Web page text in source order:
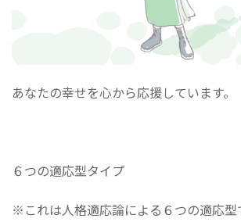
あなたの幸せを心から応援しています。
６つの適応型タイプ
※これは人格適応論による６つの適応型